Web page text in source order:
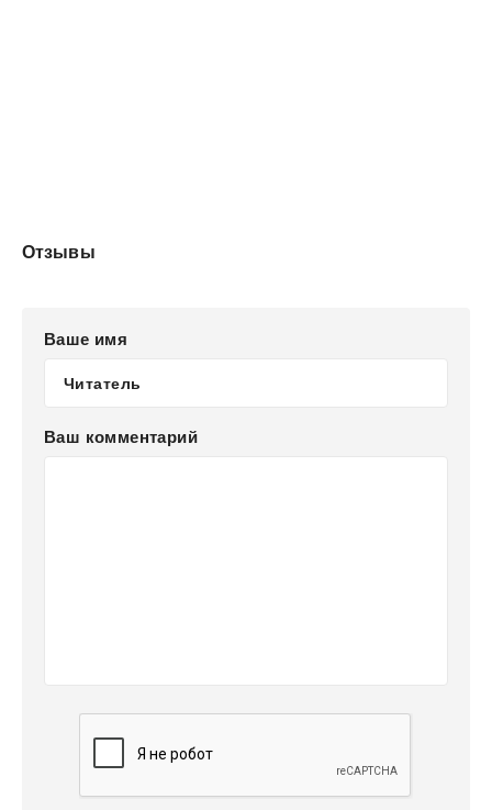
Отзывы
Ваше имя
Ваш комментарий